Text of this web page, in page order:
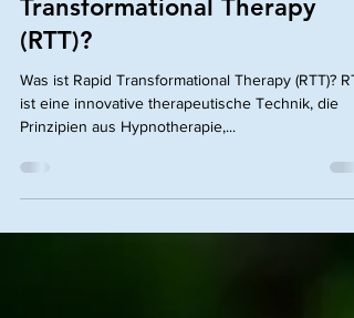
Die Kraft der Schnellen
Transformation: Was ist Rapid
Transformational Therapy
(RTT)?
ist eine innovative therapeutische Technik, die
Prinzipien aus Hypnotherapie,...